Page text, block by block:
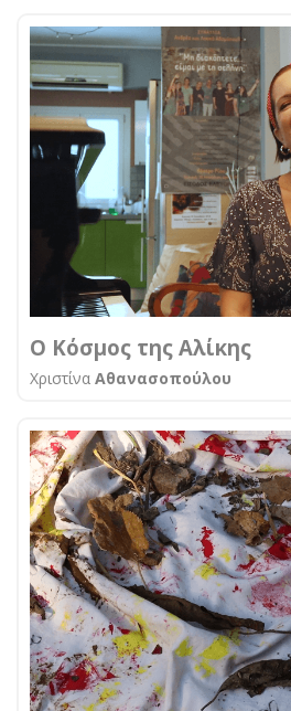
Ο Κόσμος της Αλίκης
Χριστίνα Αθανασοπούλου